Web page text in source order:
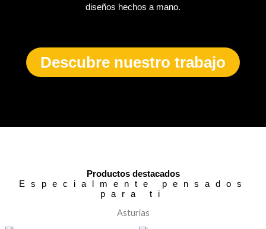
diseños hechos a mano.
Descubre nuestro trabajo
Productos destacados
Especialmente pensados
para ti
Asturias